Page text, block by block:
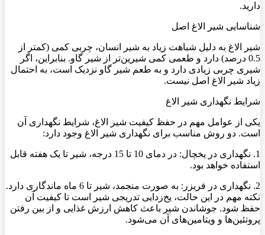
دارید.
شناسایی شیر الاغ اصل
شیر الاغ به دلیل شباهت زیاد به شیر انسان، چربی کمی (کمتر از
0.5 درصد) دارد و طعمی کمی شیرین‌تر از شیر گاو. بنابراین، اگر
شیری چربی زیادی دارد و به طعم شیر گاو نزدیک است، به احتمال
زیاد شیر الاغ اصل نیست.
شرایط نگهداری شیر الاغ
یکی از عوامل مهم در حفظ کیفیت شیر الاغ، شرایط نگهداری آن
است. دو روش مناسب برای نگهداری شیر الاغ وجود دارد:
1. نگهداری در یخچال: در دمای 10 تا 15 درجه، شیر تا یک هفته قابل
استفاده خواهد بود.
2. نگهداری در فریزر: به صورت منجمد، شیر تا 6 ماه ماندگاری دارد.
نکته مهم در این حالت، یخ‌زدایی تدریجی شیر است تا کیفیت آن
حفظ شود. جوشاندن شیر باعث کاهش ارزش غذایی و از بین رفتن
پروتئین‌ها و ویتامین‌های آن می‌شود.